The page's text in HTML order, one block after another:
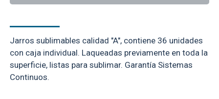
Jarros sublimables calidad "A", contiene 36 unidades
con caja individual. Laqueadas previamente en toda la
superficie, listas para sublimar. Garantía Sistemas
Continuos.